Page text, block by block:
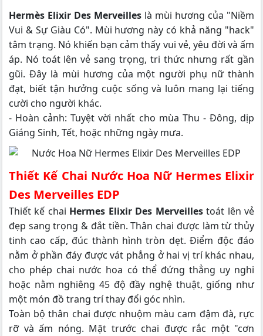
Hermès Elixir Des Merveilles là mùi hương của "Niềm
Vui & Sự Giàu Có". Mùi hương này có khả năng "hack"
tâm trạng. Nó khiến bạn cảm thấy vui vẻ, yêu đời và ấm
áp. Nó toát lên vẻ sang trọng, tri thức nhưng rất gần
gũi. Đây là mùi hương của một người phụ nữ thành
đạt, biết tận hưởng cuộc sống và luôn mang lại tiếng
cười cho người khác.
- Hoàn cảnh: Tuyệt vời nhất cho mùa Thu - Đông, dịp
Giáng Sinh, Tết, hoặc những ngày mưa.
Thiết Kế Chai Nước Hoa Nữ Hermes Elixir
Des Merveilles EDP
Thiết kế chai Hermes Elixir Des Merveillestoát lên vẻ
đẹp sang trọng & đắt tiền. Thân chai được làm từ thủy
tinh cao cấp, đúc thành hình tròn dẹt. Điểm độc đáo
nằm ở phần đáy được vát phẳng ở hai vị trí khác nhau,
cho phép chai nước hoa có thể đứng thẳng uy nghi
hoặc nằm nghiêng 45 độ đầy nghệ thuật, giống như
một món đồ trang trí thay đổi góc nhìn.
Toàn bộ thân chai được nhuộm màu cam đậm đà, rực
rỡ và ấm nóng. Mặt trước chai được rắc một "cơn